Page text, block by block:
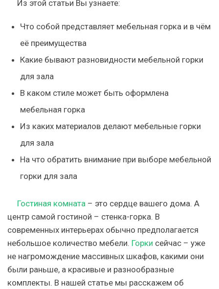
Из этой статьи Вы узнаете:
Что собой представляет мебельная горка и в чём
её преимущества
Какие бывают разновидности мебельной горки
для зала
В каком стиле может быть оформлена
мебельная горка
Из каких материалов делают мебельные горки
для зала
На что обратить внимание при выборе мебельной
горки для зала
Гостиная комната – это сердце вашего дома. А
центр самой гостиной – стенка-горка. В
современных интерьерах обычно предполагается
небольшое количество мебели. Горки сейчас – уже
не нагромождение массивных шкафов, какими они
были раньше, а красивые и разнообразные
комплекты. В нашей статье мы расскажем об